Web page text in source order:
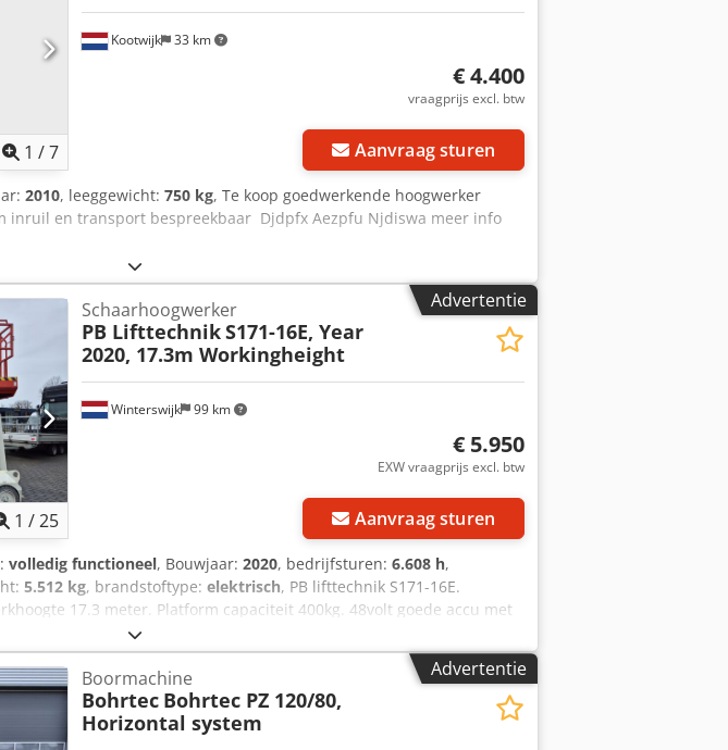
1 /7
Kootwijk 33 km
€ 4.400
vraagprijs excl. btw
Aanvraag sturen
2010, leeggewicht: 750 kg, Te koop goedwerkende hoogwerker
inruil en transport bespreekbaar Djdpfx Aezpfu Njdiswa meer info
Advertentie
1 /25
Winterswijk 99 km
Schaarhoogwerker
PB LifttechnikS171-16E, Year
2020, 17.3m Workingheight
€ 5.950
EXW vraagprijs excl. btw
Aanvraag sturen
volledig functioneel, Bouwjaar: 2020, bedrijfsturen: 6.608 h,
5.512 kg, brandstoftype: elektrisch, PB lifttechnik S171-16E.
17.3 meter. Platform capaciteit 400kg. 48volt goede accu met
binnen gebruik. De hoogwerker is in goede optische en technische
Bellen of whatsapp is altijd sneller. Prijs is netto +21% btw of netto
Dsdpfxozp Site Adiswa
Advertentie
Boormachine
Bohrtec Bohrtec PZ 120/80,
Horizontal system